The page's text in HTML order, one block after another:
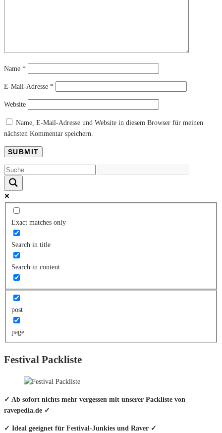
Name *
E-Mail-Adresse *
Website
Name, E-Mail-Adresse und Website in diesem Browser für meinen
nächsten Kommentar speichern.
Exact matches only
Search in title
Search in content
post
page
Festival Packliste
✓ Ab sofort nichts mehr vergessen mit unserer Packliste von
ravepedia.de ✓
✓ Ideal geeignet für Festival-Junkies und Raver ✓